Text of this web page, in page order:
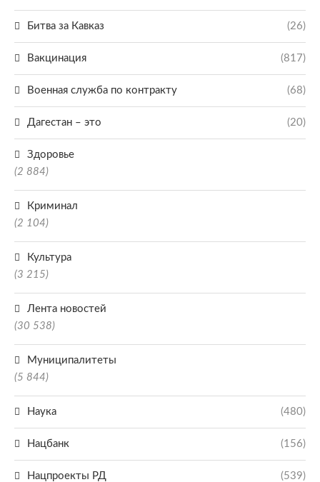
Битва за Кавказ (26)
Вакцинация (817)
Военная служба по контракту (68)
Дагестан – это (20)
Здоровье
(2 884)
Криминал
(2 104)
Культура
(3 215)
Лента новостей
(30 538)
Муниципалитеты
(5 844)
Наука (480)
Нацбанк (156)
Нацпроекты РД (539)